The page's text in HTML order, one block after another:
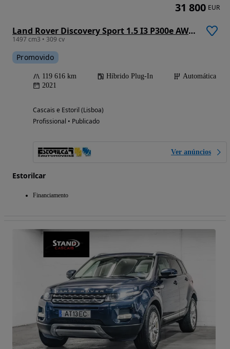
Land Rover Discovery Sport 1.5 I3 P300e AWD Dynamic SE
1497 cm3 • 309 cv
Promovido
119 616 km Híbrido Plug-In
Automática
2021
Cascais e Estoril (Lisboa)
Profissional • Publicado
Ver anúncios
Estorilcar
Financiamento
31 800 EUR